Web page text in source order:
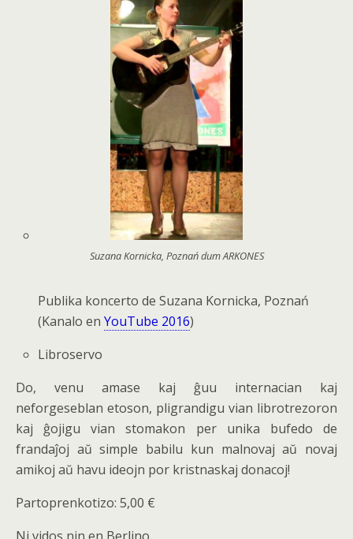
Suzana Kornicka, Poznań dum ARKONES
Publika koncerto de Suzana Kornicka, Poznań
(Kanalo enYouTube 2016)
Libroservo
Do, venu amase kaj ĝuu internacian kaj
neforgeseblan etoson, pligrandigu vian librotrezoron
kaj ĝojigu vian stomakon per unika bufedo de
frandaĵoj aŭ simple babilu kun malnovaj aŭ novaj
amikoj aŭ havu ideojn por kristnaskaj donacoj!
Partoprenkotizo: 5,00 €
Ni vidos nin en Berlino,